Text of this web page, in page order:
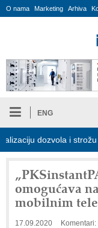
O nama Marketing Arhiva
ENG
dozvola i strožu
omogućava
mobilnim
17.09.2020 Komentari: